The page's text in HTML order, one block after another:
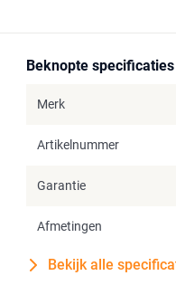
Beknopte specificaties
Merk
Artikelnummer
Garantie
Afmetingen
Bekijk alle